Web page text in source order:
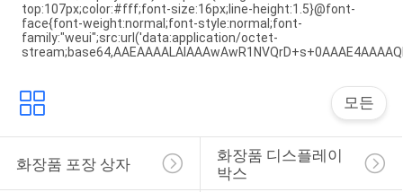
top:107px;color:#fff;font-size:16px;line-height:1.5}@font-
face{font-weight:normal;font-style:normal;font-
family:"weui";src:url('data:application/octet-
모든
화장품 포장 상자
화장품 디스플레이
박스